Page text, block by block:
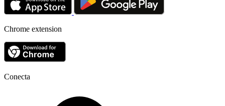
Chrome extension
Conecta